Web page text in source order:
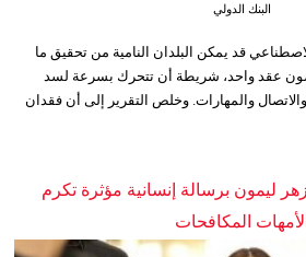
البنك الدولي
قد يمكن البلدان النامية من تحقيق ما
عقد واحد، شريطة أن تتحرك بسرعة لسد
والمهارات. وخلص التقرير إلى أن فقدان
ليمون برسالة إنسانية مؤثرة تكرم
الأمهات المكافحات